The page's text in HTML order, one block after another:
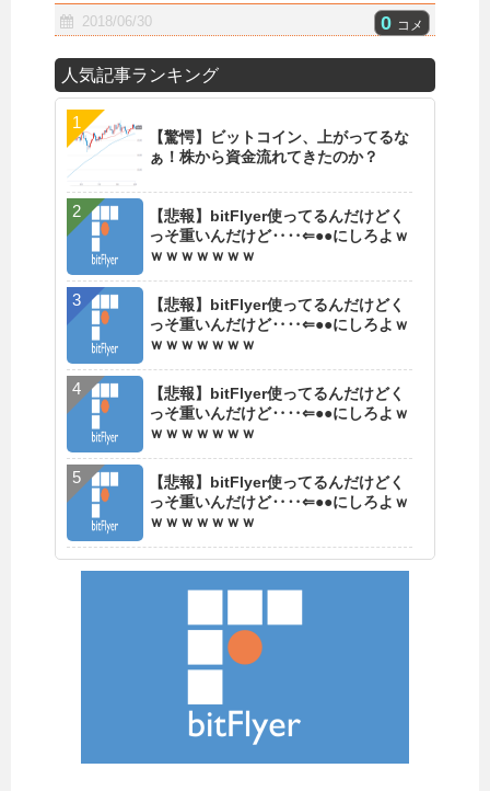
2018/06/30 0 コメ
人気記事ランキング
【驚愕】ビットコイン、上がってるな
ぁ！株から資金流れてきたのか？
【悲報】bitFlyer使ってるんだけどく
っそ重いんだけど‥‥⇐●●にしろよｗ
ｗｗｗｗｗｗｗ
【悲報】bitFlyer使ってるんだけどく
っそ重いんだけど‥‥⇐●●にしろよｗ
ｗｗｗｗｗｗｗ
【悲報】bitFlyer使ってるんだけどく
っそ重いんだけど‥‥⇐●●にしろよｗ
ｗｗｗｗｗｗｗ
【悲報】bitFlyer使ってるんだけどく
っそ重いんだけど‥‥⇐●●にしろよｗ
ｗｗｗｗｗｗｗ